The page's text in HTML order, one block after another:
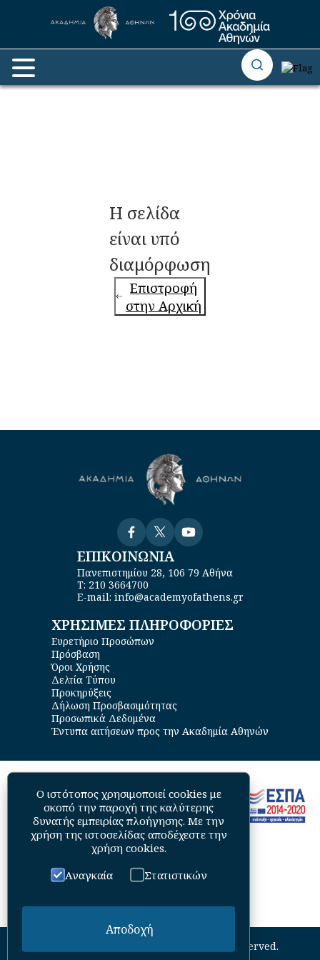
Η σελίδα
είναι υπό
διαμόρφωση
Επιστροφή
στην Αρχική
VisitVisitVisit
ΕΠΙΚΟΙΝΩΝΙΑ
Πανεπιστημίου 28, 106 79 Αθήνα
Τ: 210 3664700
E-mail: info@academyofathens.gr
ΧΡΗΣΙΜΕΣ ΠΛΗΡΟΦΟΡΙΕΣ
Ευρετήριο Προσώπων
Πρόσβαση
Όροι Χρήσης
Δελτία Τύπου
Προκηρύξεις
Δήλωση Προσβασιμότητας
Προσωπικά Δεδομένα
Έντυπα αιτήσεων προς την Ακαδημία Αθηνών
Academy of Athens. All Rights Reserved.
Ο ιστότοπος χρησιμοποιεί cookies με
σκοπό την παροχή της καλύτερης
δυνατής εμπειρίας πλοήγησης. Με την
χρήση της ιστοσελίδας αποδέχεστε την
χρήση cookies.
Αναγκαία
Στατιστικών
Αποδοχή